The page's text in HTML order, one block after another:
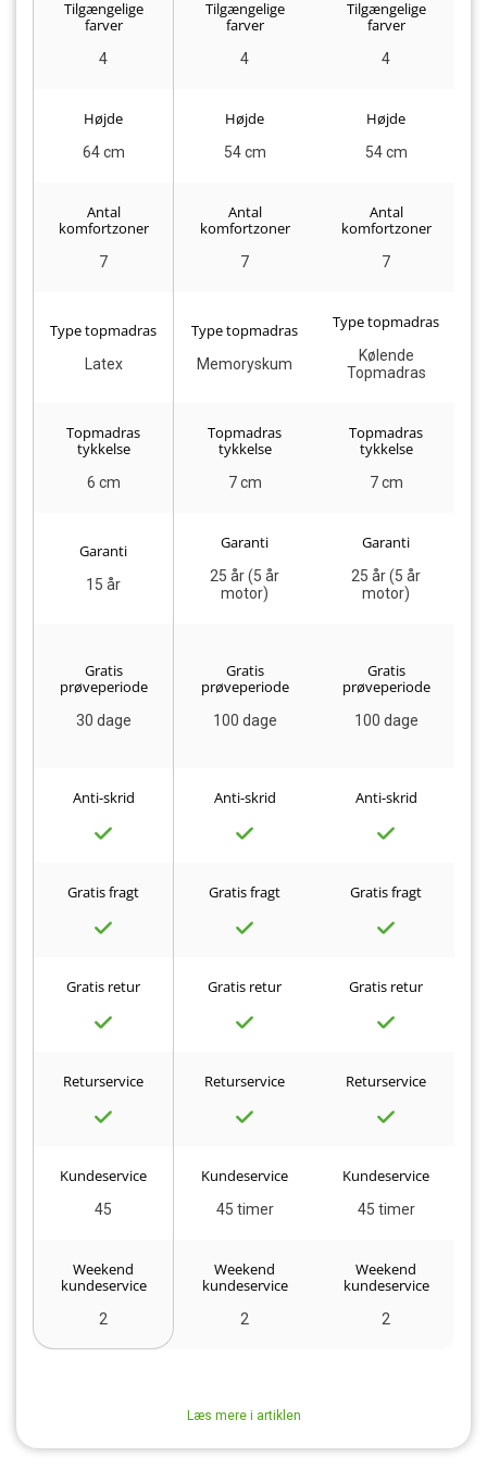
Tilgængelige
farver
4
Tilgængelige
farver
4
Tilgængelige
farver
4
Højde
64 cm
Højde
54 cm
Højde
54 cm
Antal
komfortzoner
7
Antal
komfortzoner
7
Antal
komfortzoner
7
Type topmadras
Latex
Type topmadras
Memoryskum
Type topmadras
Kølende
Topmadras
Topmadras
tykkelse
6 cm
Topmadras
tykkelse
7 cm
Topmadras
tykkelse
7 cm
Garanti
15 år
Garanti
25 år (5 år
motor)
Garanti
25 år (5 år
motor)
Gratis
prøveperiode
30 dage
Gratis
prøveperiode
100 dage
Gratis
prøveperiode
100 dage
Anti-skrid Anti-skrid Anti-skrid
Gratis fragt Gratis fragt Gratis fragt
Gratis retur Gratis retur Gratis retur
Returservice Returservice Returservice
Kundeservice
45
Kundeservice
45 timer
Kundeservice
45 timer
Weekend
kundeservice
2
Weekend
kundeservice
2
Weekend
kundeservice
2
Læs mere i artiklen